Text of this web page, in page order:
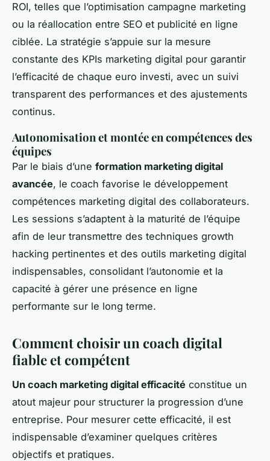
ROI, telles que l’optimisation campagne marketing
ou la réallocation entre SEO et publicité en ligne
ciblée. La stratégie s’appuie sur la mesure
constante des KPIs marketing digital pour garantir
l’efficacité de chaque euro investi, avec un suivi
transparent des performances et des ajustements
continus.
Autonomisation et montée en compétences des
équipes
Par le biais d’une formation marketing digital
avancée, le coach favorise le développement
compétences marketing digital des collaborateurs.
Les sessions s’adaptent à la maturité de l’équipe
afin de leur transmettre des techniques growth
hacking pertinentes et des outils marketing digital
indispensables, consolidant l’autonomie et la
capacité à gérer une présence en ligne
performante sur le long terme.
Comment choisir un coach digital
fiable et compétent
Un coach marketing digital efficacité constitue un
atout majeur pour structurer la progression d’une
entreprise. Pour mesurer cette efficacité, il est
indispensable d’examiner quelques critères
objectifs et pratiques.